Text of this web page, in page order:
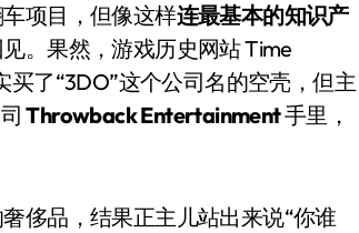
项目，但像这样连最基本的知识产
。果然，游戏历史网站 Time
买了“3DO”这个公司名的空壳，但主
Throwback Entertainment手里，
侈品，结果正主儿站出来说“你谁